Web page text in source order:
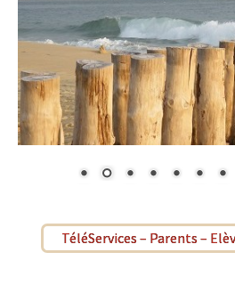
TéléServices – Parents –